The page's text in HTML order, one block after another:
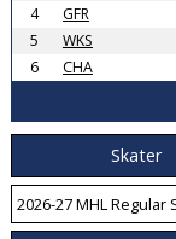
4
GFR
5
WKS
6
CHA
Skater